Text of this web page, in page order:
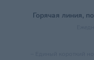
Горячая линия,